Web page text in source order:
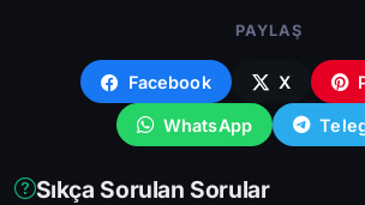
PAYLAŞ
Facebook X
WhatsApp
Sıkça Sorulan Sorular